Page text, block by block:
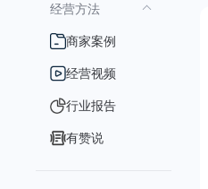
经营方法
商家案例
经营视频
行业报告
有赞说